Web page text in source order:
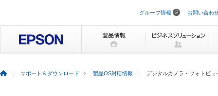
ビ
ョ
を
グループ情報 お問い合わ
サポート＆ダウンロード 製品OS対応情報 デジタルカメラ・フォトビ